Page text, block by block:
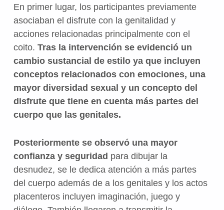
En primer lugar, los participantes previamente
asociaban el disfrute con la genitalidad y
acciones relacionadas principalmente con el
coito. Tras la intervención se evidenció un
cambio sustancial de estilo ya que incluyen
conceptos relacionados con emociones, una
mayor diversidad sexual y un concepto del
disfrute que tiene en cuenta más partes del
cuerpo que las genitales.
Posteriormente se observó una mayor
confianza y seguridad para dibujar la
desnudez, se le dedica atención a más partes
del cuerpo además de a los genitales y los actos
placenteros incluyen imaginación, juego y